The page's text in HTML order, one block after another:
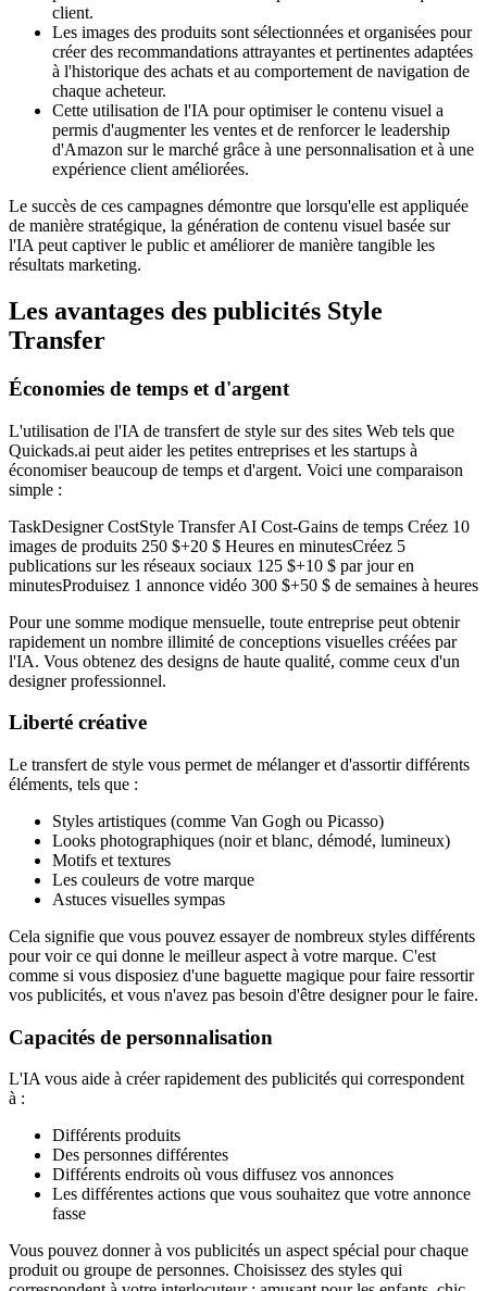
client.
Les images des produits sont sélectionnées et organisées pour
créer des recommandations attrayantes et pertinentes adaptées
à l'historique des achats et au comportement de navigation de
chaque acheteur.
Cette utilisation de l'IA pour optimiser le contenu visuel a
permis d'augmenter les ventes et de renforcer le leadership
d'Amazon sur le marché grâce à une personnalisation et à une
expérience client améliorées.
Le succès de ces campagnes démontre que lorsqu'elle est appliquée
de manière stratégique, la génération de contenu visuel basée sur
l'IA peut captiver le public et améliorer de manière tangible les
résultats marketing.
Les avantages des publicités Style
Transfer
Économies de temps et d'argent
L'utilisation de l'IA de transfert de style sur des sites Web tels que
Quickads.ai peut aider les petites entreprises et les startups à
économiser beaucoup de temps et d'argent. Voici une comparaison
simple :
TaskDesigner CostStyle Transfer AI Cost-Gains de temps Créez 10
images de produits 250 $+20 $ Heures en minutesCréez 5
publications sur les réseaux sociaux 125 $+10 $ par jour en
minutesProduisez 1 annonce vidéo 300 $+50 $ de semaines à heures
Pour une somme modique mensuelle, toute entreprise peut obtenir
rapidement un nombre illimité de conceptions visuelles créées par
l'IA. Vous obtenez des designs de haute qualité, comme ceux d'un
designer professionnel.
Liberté créative
Le transfert de style vous permet de mélanger et d'assortir différents
éléments, tels que :
Styles artistiques (comme Van Gogh ou Picasso)
Looks photographiques (noir et blanc, démodé, lumineux)
Motifs et textures
Les couleurs de votre marque
Astuces visuelles sympas
Cela signifie que vous pouvez essayer de nombreux styles différents
pour voir ce qui donne le meilleur aspect à votre marque. C'est
comme si vous disposiez d'une baguette magique pour faire ressortir
vos publicités, et vous n'avez pas besoin d'être designer pour le faire.
Capacités de personnalisation
L'IA vous aide à créer rapidement des publicités qui correspondent
à :
Différents produits
Des personnes différentes
Différents endroits où vous diffusez vos annonces
Les différentes actions que vous souhaitez que votre annonce
fasse
Vous pouvez donner à vos publicités un aspect spécial pour chaque
produit ou groupe de personnes. Choisissez des styles qui